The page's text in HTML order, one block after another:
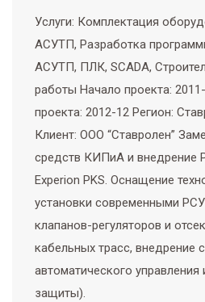
Услуги: Комплектация
АСУТП, Разработка
АСУТП, ПЛК, SCADA,
работы Начало проекта:
проекта: 2012-12 Регион:
Клиент: ООО “Ставролен”
средств КИПиА и внедрение
Experion PKS. Оснащение
установки современными
клапанов-регуляторов и
кабельных трасс, внедрение
автоматического управления
защиты).